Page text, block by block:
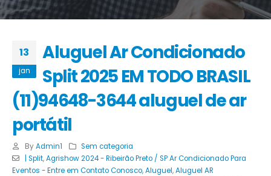
13
jan
Aluguel Ar Condicionado
Split 2025 EM TODO BRASIL
(11)94648-3644 aluguel de ar
portátil
By Admin1
Sem categoria
| Split,Agrishow 2024 - Ribeirão Preto / SP Ar Condicionado Para
Eventos - Entre em Contato Conosco,Aluguel,Aluguel AR